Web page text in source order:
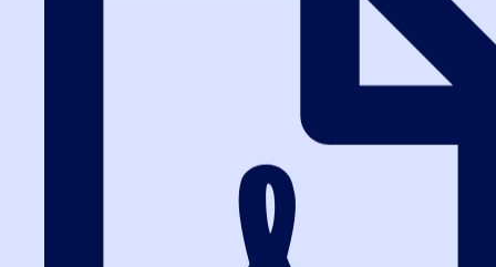
Нарушение правил проведения закупки (например,
Подкрепленный доказательствами сговор заказчика с
Если вашу заявку отклонили по надуманному предлогу, это
классический повод для жалобы именно на данной стадии.
Жалоба на этапе заключения
контракта (не позднее даты